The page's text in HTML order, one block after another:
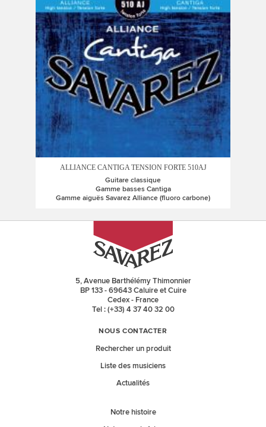
ALLIANCE CANTIGA TENSION FORTE 510AJ
Guitare classique
Gamme basses Cantiga
Gamme aiguës Savarez Alliance (fluoro carbone)
5, Avenue Barthélémy Thimonnier
BP 133 - 69643 Caluire et Cuire
Cedex - France
Tel : (+33) 4 37 40 32 00
NOUS CONTACTER
Rechercher un produit
Liste des musiciens
Actualités
Notre histoire